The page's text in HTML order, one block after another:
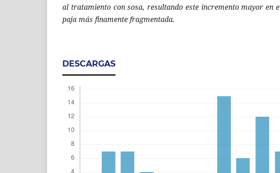
al tratamiento con sosa, resultando este incremento mayor en
paja más finamente fragmentada.
DESCARGAS